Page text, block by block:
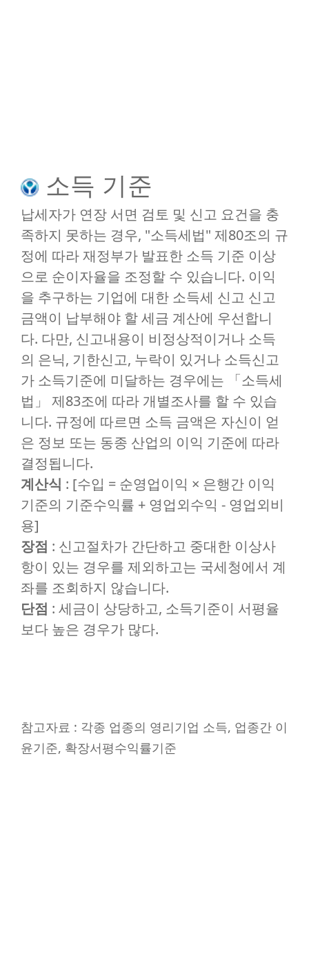
소득 기준
납세자가 연장 서면 검토 및 신고 요건을 충
족하지 못하는 경우, "소득세법" 제80조의 규
정에 따라 재정부가 발표한 소득 기준 이상
으로 순이자율을 조정할 수 있습니다. 이익
을 추구하는 기업에 대한 소득세 신고 신고
금액이 납부해야 할 세금 계산에 우선합니
다. 다만, 신고내용이 비정상적이거나 소득
의 은닉, 기한신고, 누락이 있거나 소득신고
가 소득기준에 미달하는 경우에는 「소득세
법」 제83조에 따라 개별조사를 할 수 있습
니다. 규정에 따르면 소득 금액은 자신이 얻
은 정보 또는 동종 산업의 이익 기준에 따라
결정됩니다.
계산식 : [수입 = 순영업이익 × 은행간 이익
기준의 기준수익률 + 영업외수익 - 영업외비
용]
장점 : 신고절차가 간단하고 중대한 이상사
항이 있는 경우를 제외하고는 국세청에서 계
좌를 조회하지 않습니다.
단점 : 세금이 상당하고, 소득기준이 서평율
보다 높은 경우가 많다.
참고자료 : 각종 업종의 영리기업 소득, 업종간 이
윤기준, 확장서평수익률기준